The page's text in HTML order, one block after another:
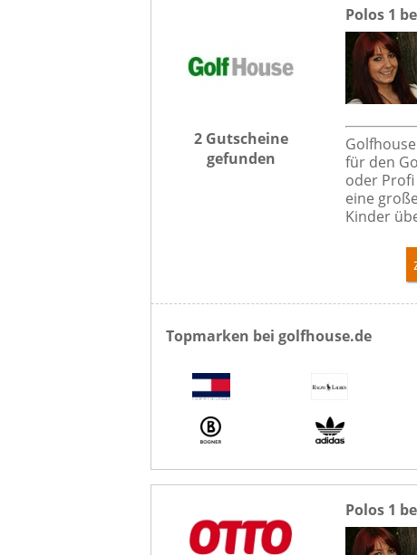
2 Gutscheine
gefunden
Polos 1
für den
oder
eine
Kinder
Topmarken bei golfhouse.de
Polos 1